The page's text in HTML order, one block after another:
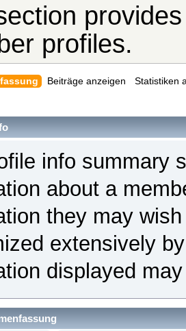
profiles.
Beiträge anzeigen Statistiken
info summary
about a
they may
extensively
displayed